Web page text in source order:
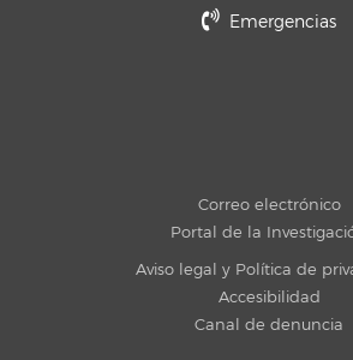
Emergencias
Correo electrónico
Portal de la
Aviso legal y Política de
Accesibilidad
Canal de denuncia